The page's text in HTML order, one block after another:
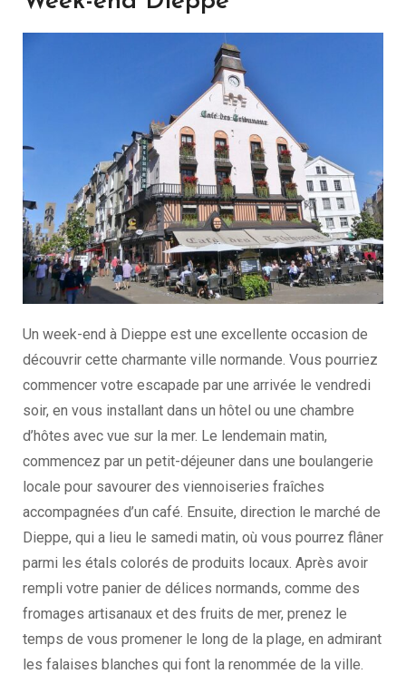
Un week-end à Dieppe est une excellente occasion de
découvrir cette charmante ville normande. Vous pourriez
commencer votre escapade par une arrivée le vendredi
soir, en vous installant dans un hôtel ou une chambre
d’hôtes avec vue sur la mer. Le lendemain matin,
commencez par un petit-déjeuner dans une boulangerie
locale pour savourer des viennoiseries fraîches
accompagnées d’un café. Ensuite, direction le marché de
Dieppe, qui a lieu le samedi matin, où vous pourrez flâner
parmi les étals colorés de produits locaux. Après avoir
rempli votre panier de délices normands, comme des
fromages artisanaux et des fruits de mer, prenez le
temps de vous promener le long de la plage, en admirant
les falaises blanches qui font la renommée de la ville.